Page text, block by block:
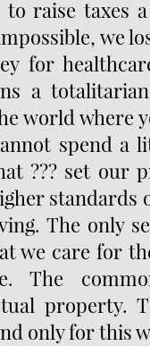
to raise taxes
we
for
a
world where
spend a
??? set our
standards
The only
we care for
The
property.
only for this